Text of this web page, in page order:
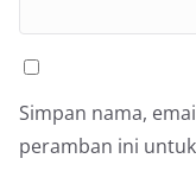
Simpan nama,
peramban ini